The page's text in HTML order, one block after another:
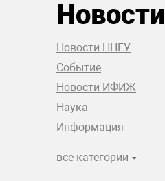
Новости
Новости ННГУ
Событие
Новости ИФИЖ
Наука
Информация
все категории